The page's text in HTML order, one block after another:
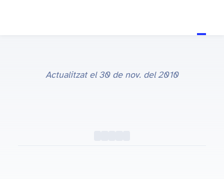
Actualitzat el 30 de nov. del 2010